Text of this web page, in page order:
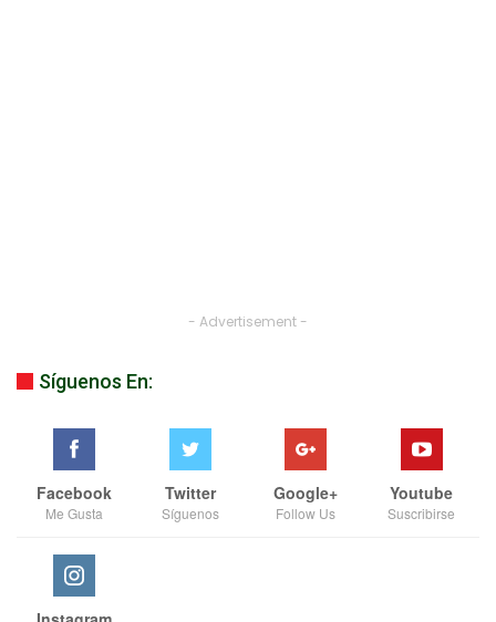
- Advertisement -
Síguenos En:
Facebook
Me Gusta
Twitter
Síguenos
Google+
Follow Us
Youtube
Suscribirse